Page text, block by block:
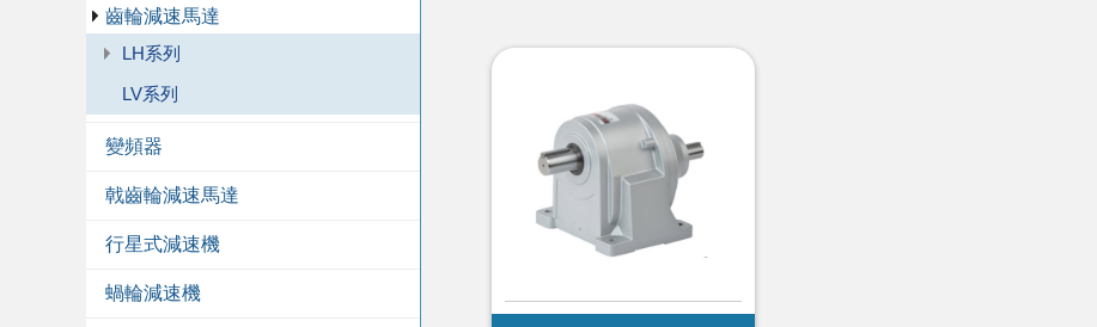
齒輪減速馬達
LH系列
LV系列
變頻器
戟齒輪減速馬達
行星式減速機
蝸輪減速機